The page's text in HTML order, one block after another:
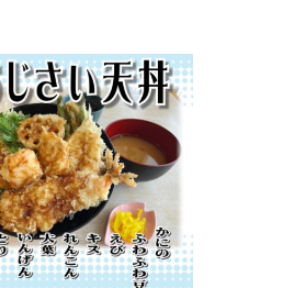
ブ